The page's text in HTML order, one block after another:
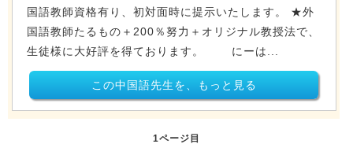
国語教師資格有り、初対面時に提示いたします。 ★外
国語教師たるもの＋200％努力＋オリジナル教授法で、
生徒様に大好評を得ております。 にーは...
この中国語先生を、もっと見る
1ページ目